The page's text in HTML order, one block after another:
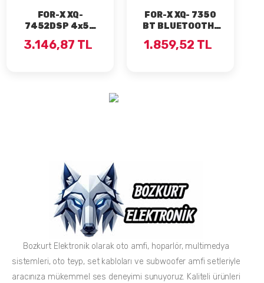
FOR-X XQ-
7452DSP 4x50
PROFESYONEL
3.146,87 TL
FOR-X XQ- 7350
BT BLUETOOTH-
4x60 WAAT OTO
1.859,52 TL
Bozkurt Elektronik olarak oto amfi, hoparlör, multimedya
sistemleri, oto teyp, set kabloları ve subwoofer amfi setleriyle
aracınıza mükemmel ses deneyimi sunuyoruz. Kaliteli ürünleri